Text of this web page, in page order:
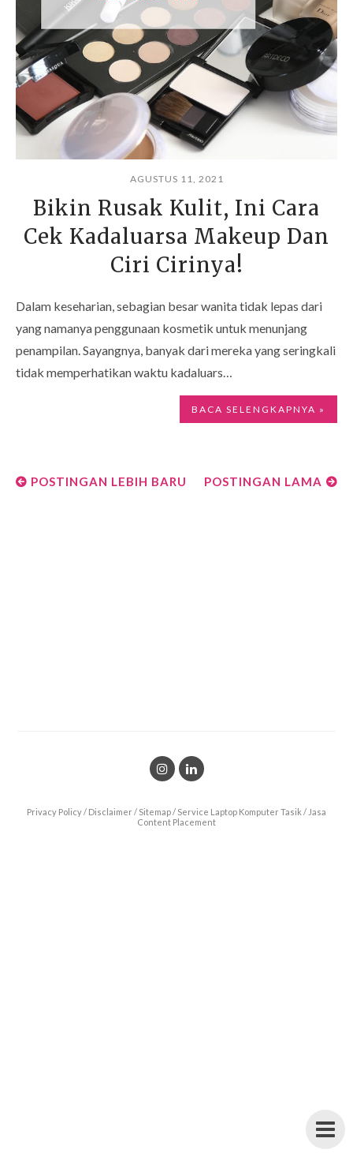
AGUSTUS 11, 2021
Bikin Rusak Kulit, Ini Cara
Cek Kadaluarsa Makeup Dan
Ciri Cirinya!
Dalam keseharian, sebagian besar wanita tidak lepas dari
yang namanya penggunaan kosmetik untuk menunjang
penampilan. Sayangnya, banyak dari mereka yang seringkali
tidak memperhatikan waktu kadaluars…
BACA SELENGKAPNYA »
POSTINGAN LEBIH BARU POSTINGAN LAMA
Privacy Policy/ Disclaimer / Sitemap/ Service Laptop Komputer Tasik / Jasa
Content Placement